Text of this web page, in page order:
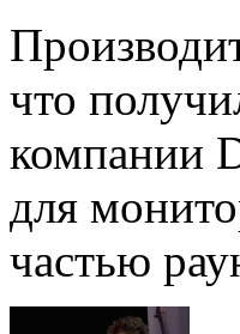
что
компании
для
частью